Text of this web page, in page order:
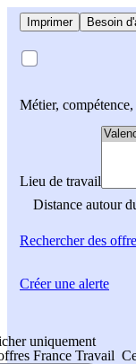
Imprimer Besoin
Métier,
Lieu de travail
Distance autour
Rechercherdes
uniquement
France Travail
Créer une alerte